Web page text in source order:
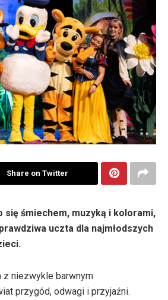
Share on Twitter
się śmiechem, muzyką i kolorami,
uczta dla najmłodszych
z niezwykle barwnym
przygód, odwagi i przyjaźni.